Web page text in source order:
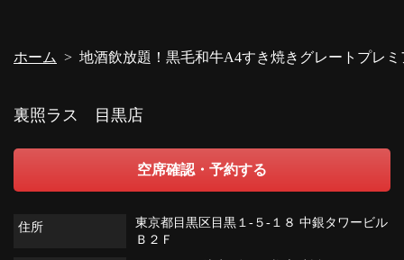
ホーム 地酒飲放題！黒毛和牛A4すき焼きグレートプレ
裏照ラス 目黒店
空席確認・予約する
住所
東京都目黒区目黒１-５-１８ 中銀タワービル
Ｂ２Ｆ